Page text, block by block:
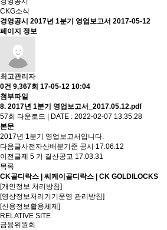
CKG소식
경영공시 2017년 1분기 영업보고서 2017-05-12
페이지 정보
최고관리자
0건 9,367회 17-05-12 10:04
첨부파일
8. 2017년 1분기 영업보고서_2017.05.12.pdf
57회 다운로드 | DATE : 2022-02-07 13:35:28
본문
2017년 1분기 영업보고서입니다.
다음글사전자산배분기준 공시
17.06.12
이전글제 5 기 결산공고 17.03.31
목록
CK골디락스 | 씨케이골디락스 | CK GOLDILOCKS
[개인정보 처리방침]
[영상정보처리기기운영 관리방침]
[신용정보활용체제]
RELATIVE SITE
금융위원회